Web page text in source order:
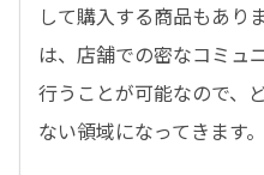
して購入する商品もあり
は、店舗での密なコミュ
行うことが可能なので、
ない領域になってきます。